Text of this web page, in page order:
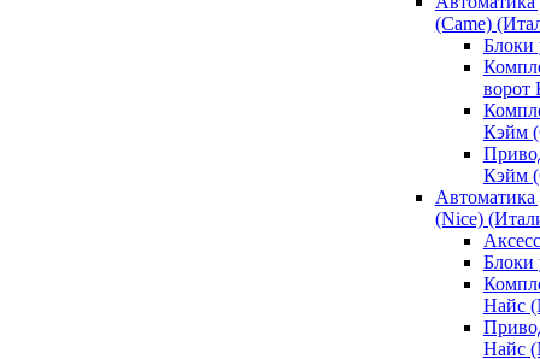
(Came)
Блоки
ворот
Кэйм
Кэйм
(Nice)
Блоки
Найс
Найс